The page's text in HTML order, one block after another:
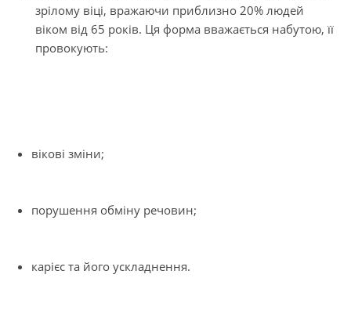
зрілому віці, вражаючи приблизно 20% людей
віком від 65 років. Ця форма вважається набутою, її
провокують:
вікові зміни;
порушення обміну речовин;
карієс та його ускладнення.